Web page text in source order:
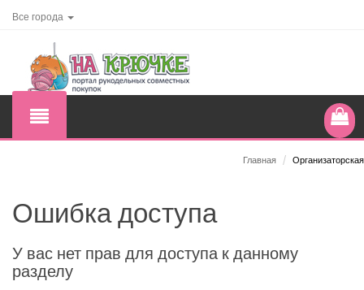
Все города
Главная / Организаторская
Ошибка доступа
У вас нет прав для доступа к данному
разделу